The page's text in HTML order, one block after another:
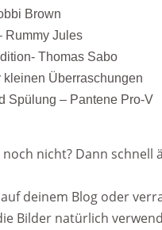
Brown
Rummy Jules
Thomas Sabo
Überraschungen
Spülung – Pantene Pro-V
nicht? Dann schnell
deinem Blog oder
Bilder natürlich